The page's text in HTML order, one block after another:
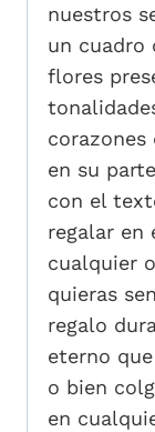
nuestros
un cuadro
flores
corazones
en su
con el
regalar en
cualquier
quieras
regalo
eterno
o bien
en